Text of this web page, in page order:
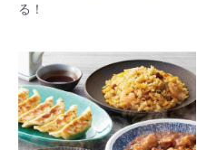
る！